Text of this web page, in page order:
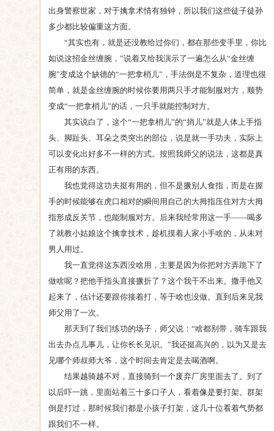
出身警察世家，对于擒拿术情有独钟，所以我们这些徒子徒孙
多少都比较偏重这方面。
“其实也有，就是还没教给过你们，都在那些变手里，你比
如说这招金丝缠腕，”说着又给我演示了一遍怎么从“金丝缠
腕”变成这个缺德的“一把拿梢儿”，手法倒是不复杂，道理也很
简单，就是金丝缠腕的时候你要用两只手才能制服对方，顺势
变成“一把拿梢儿”的话，一只手就能控制对方。
其实说白了，这个“一把拿梢儿”的“捎儿”就是人体上手指
头、脚趾头、耳朵之类突出的部位，说是就一手功夫，实际上
可以变化出好多不一样的方式。按照我师父的说法，这都是真
正有用的东西。
我也觉得这功夫挺有用的，但不是撅别人食指，而是在握
手的时候能够在虎口相对的瞬间用自己的大拇指压住对方大拇
指形成反关节，也能制服对方。后来我经常用这一手——喝多
了就教小姑娘这个擒拿技术，趁机摸着人家小手啥的，从未对
男人用过。
我一直觉得这东西没啥用，主要是因为你把对方弄跪下了
做啥呢？把他手指头直接撅折了？这个我干不出来。撒手他又
起来了，估计还要跟你接着打，等于啥也没做。直到后来见我
师父用了一次。
那天到了我们练功的场子，师父说：“啥都别带，骑车跟我
出去办点儿事儿，让你长长见识。”我还挺高兴的，以为又是去
见哪个师叔师大爷，这个时间去肯定是去喝酒啊。
结果越骑越不对，直接骑到一个废弃厂房里面去了。到了
以后吓一跳，里面站着三十多口子人，看着像是要打架。群架
倒是打过，那时候我们都是小孩子打架，这几十位看着气势都
跟我们不一样。